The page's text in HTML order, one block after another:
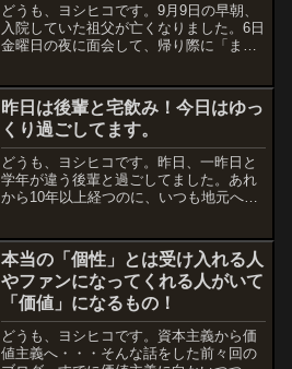
どうも、ヨシヒコです。9月9日の早朝、
入院していた祖父が亡くなりました。6日
金曜日の夜に面会して、帰り際に「また
かったけど、頷くことはしてくれた。今
は感染症などの問題で...
昨日は後輩と宅飲み！今日はゆっ
くり過ごしてます。
どうも、ヨシヒコです。昨日、一昨日と
学年が違う後輩と過ごしてました。あれ
から10年以上経つのに、いつも地元へ帰
ってパターンだったのに、少しずつ仕事
の話が出てきたり、家族...
本当の「個性」とは受け入れる人
やファンになってくれる人がいて
「価値」になるもの！
どうも、ヨシヒコです。資本主義から価
値主義へ・・・そんな話をした前々回の